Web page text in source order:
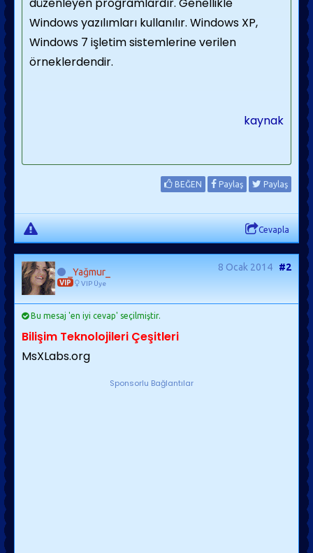
Windows yazılımları kullanılır. Windows XP,
Windows 7 işletim sistemlerine verilen
örneklerdendir.
kaynak
BEĞEN Paylaş Paylaş
Cevapla
_Yağmur_
VIP VIP Üye
8 Ocak 2014 #2
Bu mesaj 'en iyi cevap' seçilmiştir.
Bilişim Teknolojileri Çeşitleri
MsXLabs.org
Sponsorlu Bağlantılar